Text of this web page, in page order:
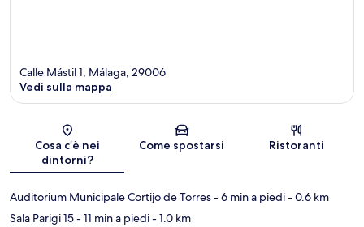
Mappa
Calle Mástil 1, Málaga, 29006
Vedi sulla mappa
Cosa c’è nei
dintorni?
Come spostarsi Ristoranti
Auditorium Municipale Cortijo de Torres- 6 min a piedi- 0.6 km
Sala Parigi 15- 11 min a piedi- 1.0 km